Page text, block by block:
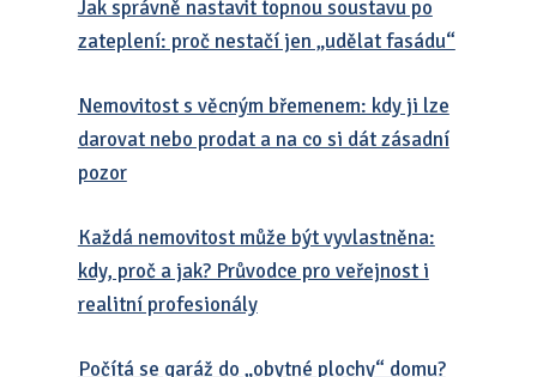
Jak správně nastavit topnou soustavu po
zateplení: proč nestačí jen „udělat fasádu“
Nemovitost s věcným břemenem: kdy ji lze
darovat nebo prodat a na co si dát zásadní
pozor
Každá nemovitost může být vyvlastněna:
kdy, proč a jak? Průvodce pro veřejnost i
realitní profesionály
Počítá se garáž do „obytné plochy“ domu?